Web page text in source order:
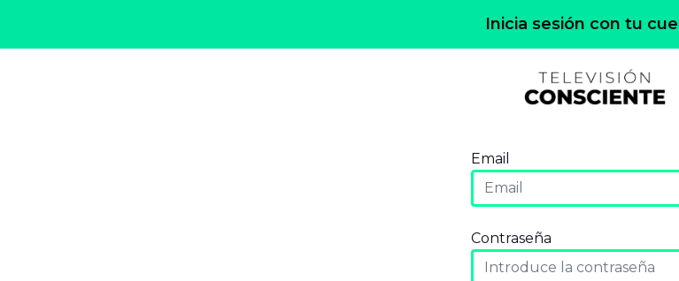
Inicia sesión con tu
Email
Contraseña